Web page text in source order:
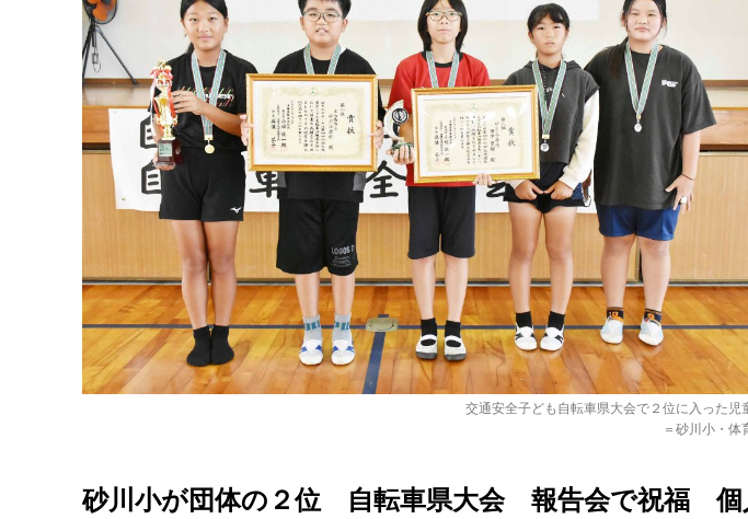
交通安全子ども自転車県大会で２位に入った児
＝砂川小・体
砂川小が団体の２位 自転車県大会 報告会で祝福 個